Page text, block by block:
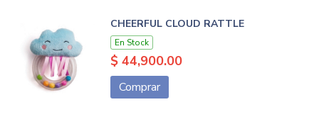
CHEERFUL CLOUD RATTLE
En Stock
$ 44,900.00
Comprar